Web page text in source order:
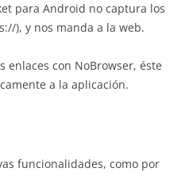
para Android no captura los
), y nos manda a la web.
enlaces con NoBrowser, éste
a la aplicación.
funcionalidades, como por